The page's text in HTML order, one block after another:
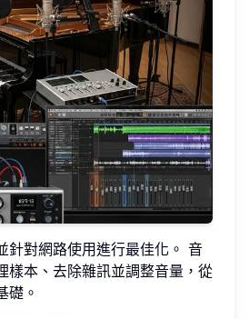
針對網路使用進行最佳化。 音
樣本、去除雜訊並調整音量，從
礎。